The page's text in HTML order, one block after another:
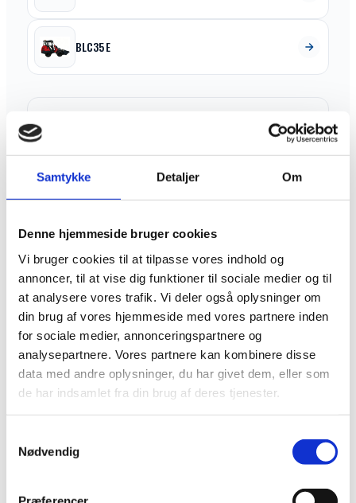
Samtykke Detaljer Om
Denne hjemmeside bruger cookies
Vi bruger cookies til at tilpasse vores indhold og
annoncer, til at vise dig funktioner til sociale medier og til
at analysere vores trafik. Vi deler også oplysninger om
din brug af vores hjemmeside med vores partnere inden
for sociale medier, annonceringspartnere og
analysepartnere. Vores partnere kan kombinere disse
data med andre oplysninger, du har givet dem, eller som
de har indsamlet fra din brug af deres tjenester.
Nødvendig
BLC35 E
Varenr. BLF-50
− + Læg i kurv
Bestilling uden online betaling - faktura sendes efterfølgende.
Book demo
Download brochure